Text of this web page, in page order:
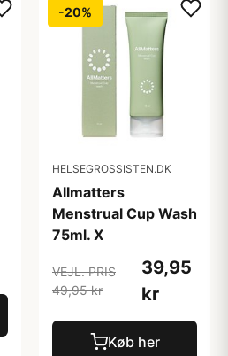
-20%
HELSEGROSSISTEN.DK
Allmatters
Menstrual Cup Wash
75ml. X
VEJL. PRIS
49,95 kr
39,95
kr
Køb her